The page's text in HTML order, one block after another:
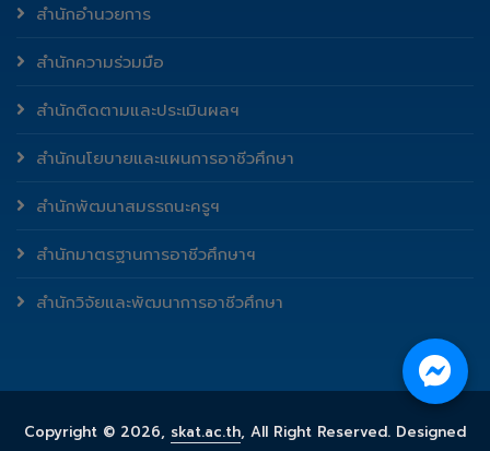
สำนักอำนวยการ
สำนักความร่วมมือ
สำนักติดตามและประเมินผลฯ
สำนักนโยบายและแผนการอาชีวศึกษา
สำนักพัฒนาสมรรถนะครูฯ
สำนักมาตรฐานการอาชีวศึกษาฯ
สำนักวิจัยและพัฒนาการอาชีวศึกษา
Copyright © 2026, skat.ac.th, All Right Reserved. Designed